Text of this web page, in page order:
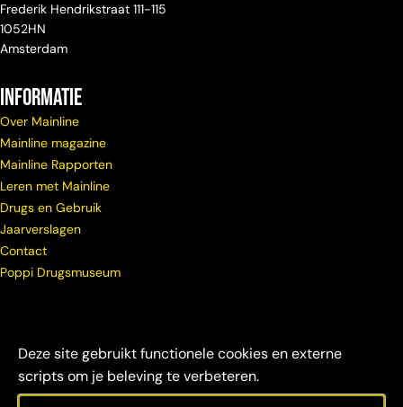
Deze site gebruikt functionele cookies en externe
scripts om je beleving te verbeteren.
Frederik Hendrikstraat 111-115
1052HN
Amsterdam
Informatie
Over Mainline
Mainline magazine
Mainline Rapporten
Leren met Mainline
Drugs en Gebruik
Jaarverslagen
Contact
Poppi Drugsmuseum